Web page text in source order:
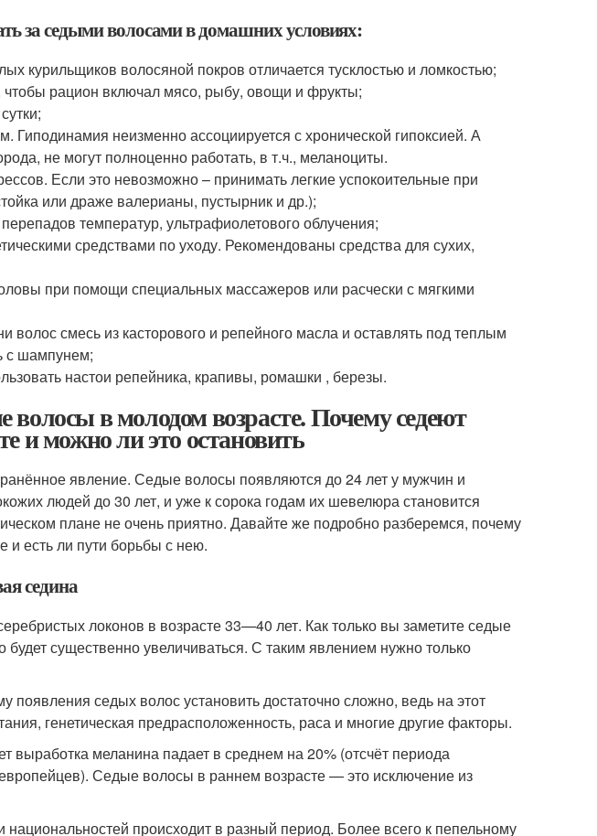
за седыми волосами в домашних условиях:
курильщиков волосяной покров отличается тусклостью и ломкостью;
чтобы рацион включал мясо, рыбу, овощи и фрукты;
Гиподинамия неизменно ассоциируется с хронической гипоксией. А
не могут полноценно работать, в т.ч., меланоциты.
Если это невозможно – принимать легкие успокоительные при
или драже валерианы, пустырник и др.);
температур, ультрафиолетового облучения;
средствами по уходу. Рекомендованы средства для сухих,
при помощи специальных массажеров или расчески с мягкими
волос смесь из касторового и репейного масла и оставлять под теплым
с шампунем;
настои репейника, крапивы, ромашки , березы.
в молодом возрасте. Почему седеют
и можно ли это остановить
явление. Седые волосы появляются до 24 лет у мужчин и
людей до 30 лет, и уже к сорока годам их шевелюра становится
плане не очень приятно. Давайте же подробно разберемся, почему
и есть ли пути борьбы с нею.
седина
локонов в возрасте 33—40 лет. Как только вы заметите седые
будет существенно увеличиваться. С таким явлением нужно только
появления седых волос установить достаточно сложно, ведь на этот
генетическая предрасположенность, раса и многие другие факторы.
выработка меланина падает в среднем на 20% (отсчёт периода
европейцев). Седые волосы в раннем возрасте — это исключение из
происходит в разный период. Более всего к пепельному